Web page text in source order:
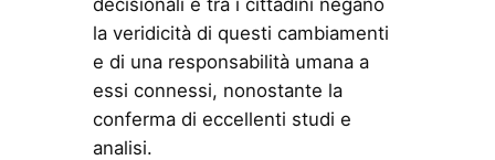
la veridicità di questi cambiamenti
e di una responsabilità umana a
essi connessi, nonostante la
conferma di eccellenti studi e
analisi.